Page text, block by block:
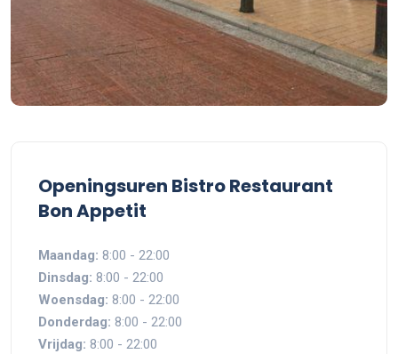
Openingsuren Bistro Restaurant
Bon Appetit
Maandag: 8:00 - 22:00
Dinsdag: 8:00 - 22:00
Woensdag: 8:00 - 22:00
Donderdag: 8:00 - 22:00
Vrijdag: 8:00 - 22:00